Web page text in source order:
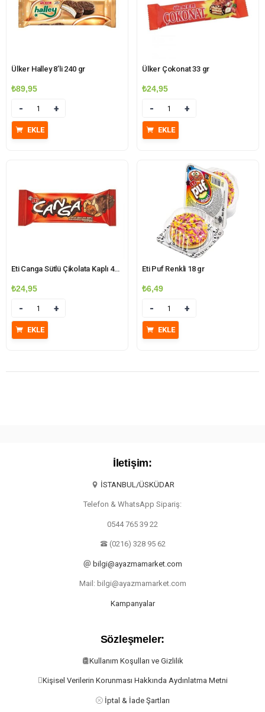
Ülker Halley 8’li 240 gr
₺89,95
Miktar
EKLE
Ülker Çokonat 33 gr
₺24,95
Miktar
EKLE
Eti Canga Sütlü Çikolata Kaplı 45 gr
₺24,95
Miktar
EKLE
Eti Puf Renkli 18 gr
₺6,49
Miktar
EKLE
İletişim:
İSTANBUL/ÜSKÜDAR
Telefon & WhatsApp Sipariş:
0544 765 39 22
(0216) 328 95 62
bilgi@ayazmamarket.com
Mail: bilgi@ayazmamarket.com
Kampanyalar
Sözleşmeler:
Kullanım Koşulları ve Gizlilik
Kişisel Verilerin Korunması Hakkında Aydınlatma Metni
İptal & İade Şartları